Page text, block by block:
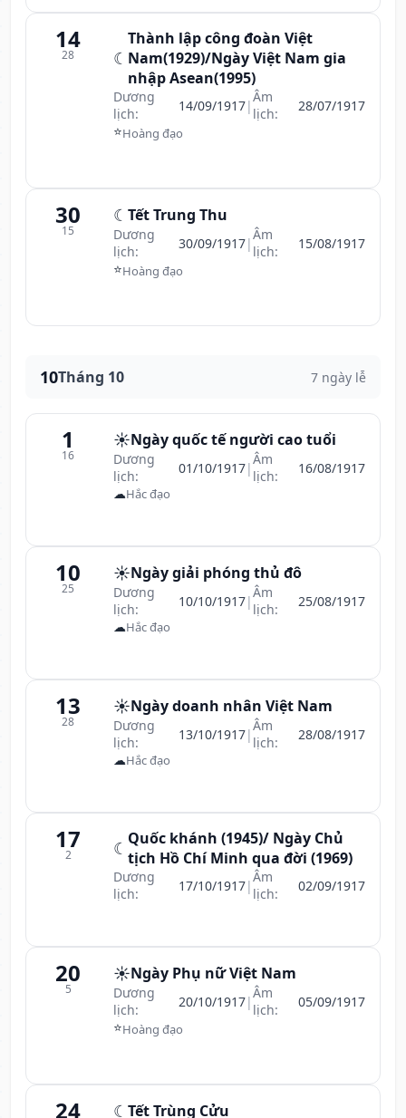
14
28 ☾
Thành lập công đoàn Việt
Nam(1929)/Ngày Việt Nam gia
nhập Asean(1995)
Dương
lịch:
14/09/1917|Âm
lịch:
28/07/1917
⭐Hoàng đạo
30
15
☾ Tết Trung Thu
Dương
lịch:
30/09/1917|Âm
lịch:
15/08/1917
⭐Hoàng đạo
10Tháng 10 7 ngày lễ
1
16
☀️Ngày quốc tế người cao tuổi
Dương
lịch:
01/10/1917|Âm
lịch:
16/08/1917
☁Hắc đạo
10
25
☀️Ngày giải phóng thủ đô
Dương
lịch:
10/10/1917|Âm
lịch:
25/08/1917
☁Hắc đạo
13
28
☀️Ngày doanh nhân Việt Nam
Dương
lịch:
13/10/1917|Âm
lịch:
28/08/1917
☁Hắc đạo
17
2 ☾ Quốc khánh (1945)/ Ngày Chủ
tịch Hồ Chí Minh qua đời (1969)
Dương
lịch:
17/10/1917|Âm
lịch:
02/09/1917
20
5
☀️Ngày Phụ nữ Việt Nam
Dương
lịch:
20/10/1917|Âm
lịch:
05/09/1917
⭐Hoàng đạo
24 ☾ Tết Trùng Cửu